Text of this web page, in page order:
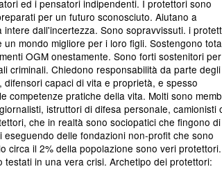
ed i pensatori indipendenti. I protettori sono
per un futuro sconosciuto. Aiutano a
dall'incertezza. Sono sopravvissuti. i
mondo migliore per i loro figli. Sostengono
OGM onestamente. Sono forti sostenitori per
criminali. Chiedono responsabilità da parte degli
capaci di vita e proprietà, e spesso
competenze pratiche della vita. Molti sono
istruttori di difesa personale, camionisti
che in realtà sono sociopatici che fingono di
delle fondazioni non-profit che sono
circa il 2% della popolazione sono veri protettori.
in una vera crisi. Archetipo dei protettori: